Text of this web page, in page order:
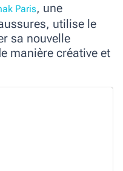
Paris, une
utilise le
sa nouvelle
manière créative et